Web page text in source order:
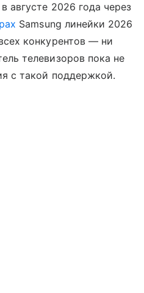
августе 2026 года через
Samsung линейки 2026
конкурентов — ни
телевизоров пока не
с такой поддержкой.